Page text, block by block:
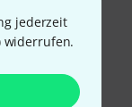
jederzeit
widerrufen.
bezahlen,